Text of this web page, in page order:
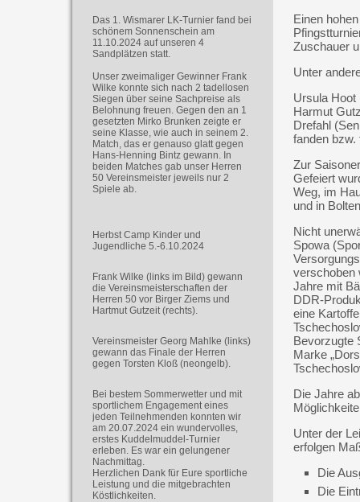
Das 1. Wismarer LK-Turnier fand bei
schönem Sonnenschein am
11.10.2024 auf unseren 4
Sandplätzen statt.
Unser zweimaliger Gewinner Frank
Wilke konnte sich nach 2 tadellosen
Siegen über seine Sachpreise als
Belohnung freuen. Gegen den an 1
gesetzten Mirko Brunken zeigte er
seine Klasse, wie auch in seinem 2.
Match, das er genauso glatt gegen
Hans-Henning Bintz gewann. In
beiden Matches gab unser Herren
50 Vereinsmeister jeweils nur 2
Spiele ab.
Herbst Camp Kinder und
Jugendliche 5.-6.10.2024
Frank Wilke (links im Bild) gewann
die Vereinsmeisterschaften der
Herren 50 vor Birger Ziems und
Hartmut Gutzeit (rechts).
Vereinsmeister Georg Mahlke (links)
gewann das Finale der Herren
gegen Torsten Kloß (neongelb).
Bei bestem Sommerwetter und mit
sportlichem Engagement eines
jeden Teilnehmenden konnten wir
am 20.07.2024 ein wundervolles,
erstes Kuddelmuddel-Turnier
erleben. Es war ein gelungener
Nachmittag.
Herzlichen Dank für Eure sportliche
Leistung und die mitgebrachten
Köstlichkeiten.
Einen
Zuschauer
Unter
Ursula Hoot
Harmut
Drefahl
fanden bzw.
Zur
Gefeiert
Weg, im
und in
Nicht
Spowa
verschoben
Jahre mit
DDR-
eine
Bevorzugte
Marke
Die Jahre
Unter der
erfolgen
Die
Die